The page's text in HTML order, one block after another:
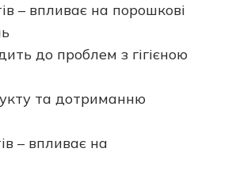
– впливає на порошкові
до проблем з гігієною
та дотриманню
– впливає на